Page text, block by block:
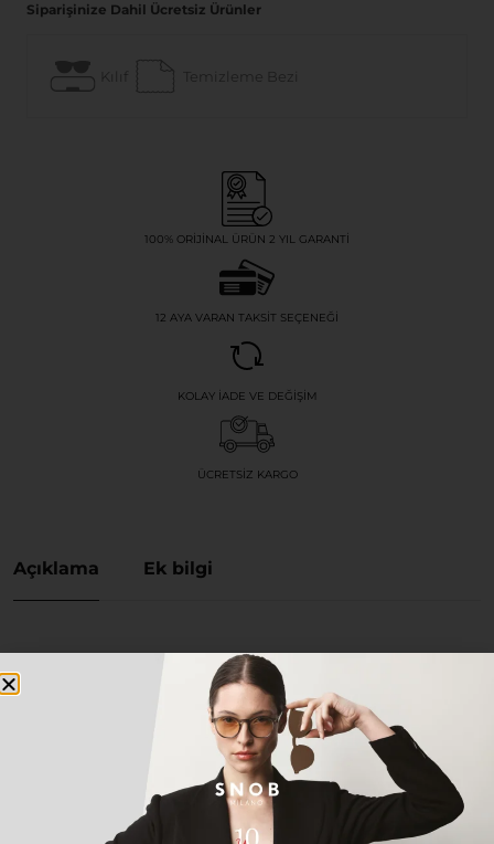
Siparişinize Dahil Ücretsiz Ürünler
Kılıf Temizleme Bezi
100% ORIJINAL ÜRÜN 2 YIL GARANTI
12 AYA VARAN TAKSIT SEÇENEĞI
KOLAY İADE VE DEĞIŞIM
ÜCRETSIZ KARGO
Açıklama Ek bilgi
PHILIPPE V X15 SIYAH GRI
TITANYUM UNISEX GÜNEŞ
Japonya üretimi, üstün dayanıklılık ve
hafiflik sunan siyah renkli premium titanyum